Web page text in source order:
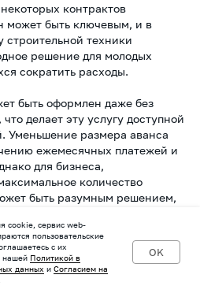
контрактов
может быть ключевым, и в
строительной техники
решение для молодых
сократить расходы.
быть оформлен даже без
делает эту услугу доступной
Уменьшение размера аванса
ежемесячных платежей и
для бизнеса,
количество
быть разумным решением,
лизинговых
параметры, такие как
cookie, сервис web-
пользовательские
с их
нашей Политикой в
данных и Согласием на
OK